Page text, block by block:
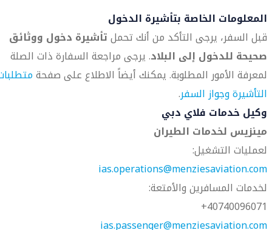
المعلومات الخاصة بتأشيرة الدخول
قبل السفر، يرجى التأكد من أنك تحملتأشيرة دخول ووثائق
صحيحة للدخول إلى البلاد. يرجى مراجعة السفارة ذات الصلة
لمعرفة الأمور المطلوبة. يمكنك أيضاً الاطلاع على صفحة
التأشيرة وجواز السفر.
وكيل خدمات فلاي دبي
مينزيس لخدمات الطيران
لعمليات التشغيل:
ias.operations@menziesaviation.com
لخدمات المسافرين والأمتعة:
40740096071+
ias.passenger@menziesaviation.com